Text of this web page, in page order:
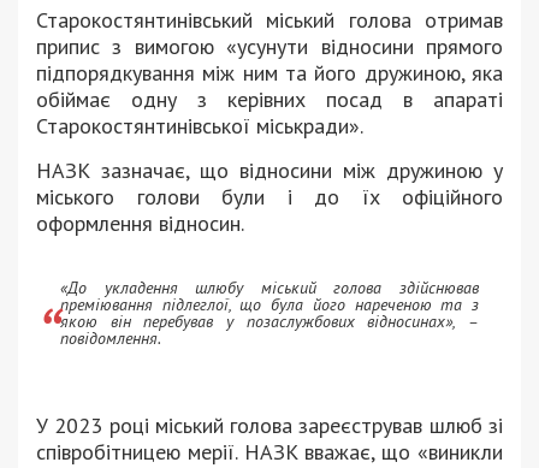
Старокостянтинівський міський голова отримав
припис з вимогою «усунути відносини прямого
підпорядкування між ним та його дружиною, яка
обіймає одну з керівних посад в апараті
Старокостянтинівської міськради».
НАЗК зазначає, що відносини між дружиною у
міського голови були і до їх офіційного
оформлення відносин.
«До укладення шлюбу міський голова здійснював
преміювання підлеглої, що була його нареченою та з
якою він перебував у позаслужбових відносинах», –
повідомлення.
У 2023 році міський голова зареєстрував шлюб зі
співробітницею мерії. НАЗК вважає, що «виникли